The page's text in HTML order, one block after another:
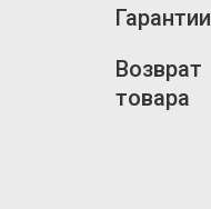
Гарантии
Возврат
товара